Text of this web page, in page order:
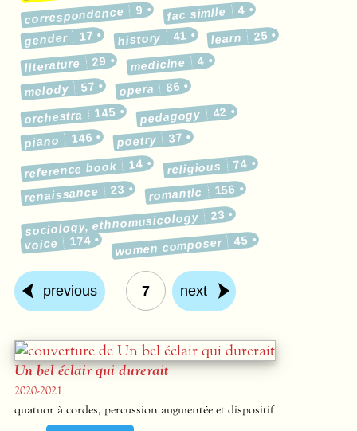
correspondence 9 fac simile 4
gender 17 history 41 learn 25
literature 29 medicine 4
melody 57 opera 86
orchestra 145 pedagogy 42
piano 146 poetry 37
reference book 14 religious 74
renaissance 23 romantic 156
sociology, ethnomusicology 23
voice 174 women composer 45
previous 7 next
Un bel éclair qui durerait
2020-2021
quatuor à cordes, percussion augmentée et dispositif